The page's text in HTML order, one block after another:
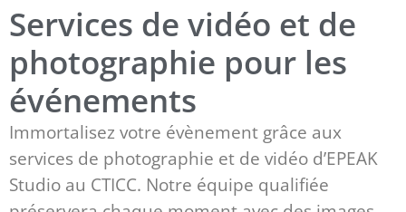
Services de vidéo et de
photographie pour les
événements
Immortalisez votre évènement grâce aux
services de photographie et de vidéo d’EPEAK
Studio au CTICC. Notre équipe qualifiée